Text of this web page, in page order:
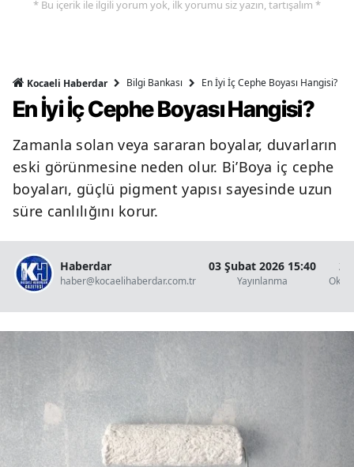
* Bu içerik ile ilgili yorum yok, ilk yorumu siz yazın, tartışalım *
Kocaeli Haberdar Bilgi Bankası En İyi İç Cephe Boyası Hangisi?
En İyi İç Cephe Boyası Hangisi?
Zamanla solan veya sararan boyalar, duvarların
eski görünmesine neden olur. Bi’Boya iç cephe
boyaları, güçlü pigment yapısı sayesinde uzun
süre canlılığını korur.
Haberdar
haber@kocaelihaberdar.com.tr
03 Şubat 2026 15:40
Yayınlanma
2